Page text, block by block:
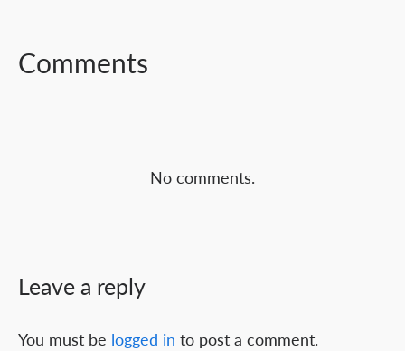
Comments
No comments.
Leave a reply
You must be logged in to post a comment.